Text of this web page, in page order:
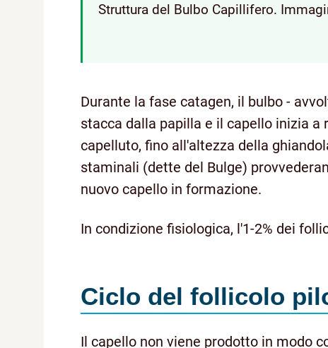
Struttura del Bulbo Capillifero.
Durante la fase catagen, il bulbo -
stacca dalla papilla e il capello inizia a
capelluto, fino all'altezza della
staminali (dette del Bulge)
nuovo capello in formazione.
In condizione fisiologica, l'1-2% dei
Ciclo del follicolo
Il capello non viene prodotto in modo